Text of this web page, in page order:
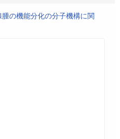
の機能分化の分子機構に関